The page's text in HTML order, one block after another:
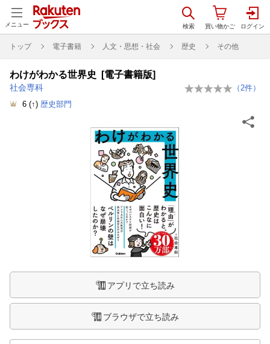
メニュー
トップ 電子書籍 人文・思想・社会 歴史 その他
わけがわかる世界史 [電子書籍版]
社会専科 （2件）
6 (↑) 歴史部門
アプリで立ち読み
ブラウザで立ち読み